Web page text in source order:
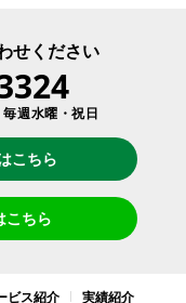
せください
週水曜・祝日
こちら
こちら
ビス紹介 実績紹介